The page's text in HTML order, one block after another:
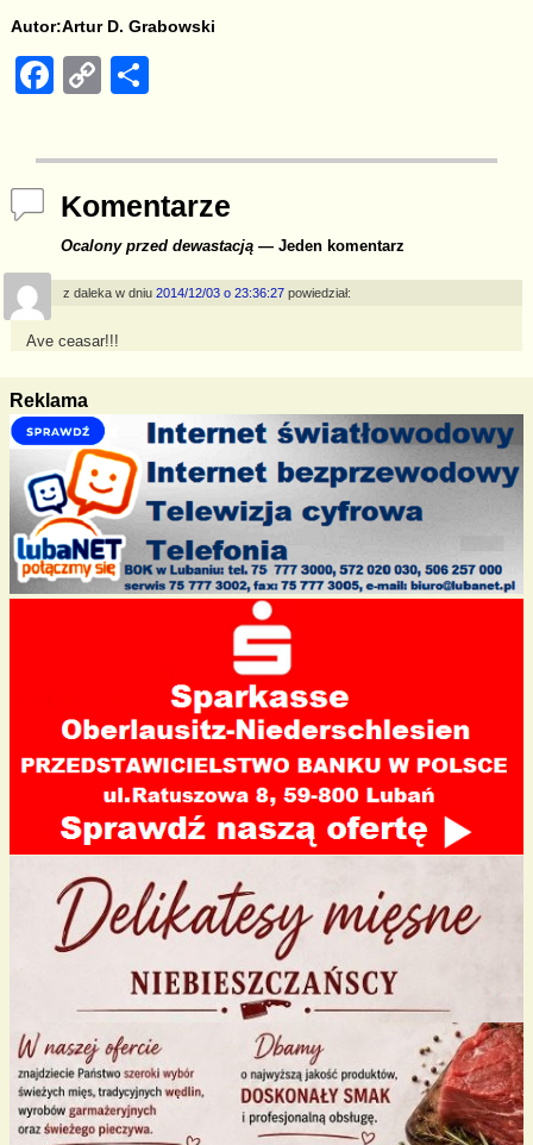
Autor:Artur D. Grabowski
F
c
e
b
o
o
k
C
p
y
Li
n
k
ar
e
Komentarze
Ocalony przed dewastacją— Jeden komentarz
z dalekaw dniu 2014/12/03 o 23:36:27 powiedział:
Ave ceasar!!!
Reklama